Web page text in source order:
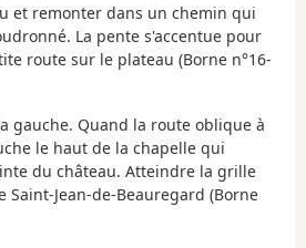
et remonter dans un chemin qui
La pente s'accentue pour
route sur le plateau (Borne n°16-
gauche. Quand la route oblique à
le haut de la chapelle qui
du château. Atteindre la grille
Saint-Jean-de-Beauregard (Borne